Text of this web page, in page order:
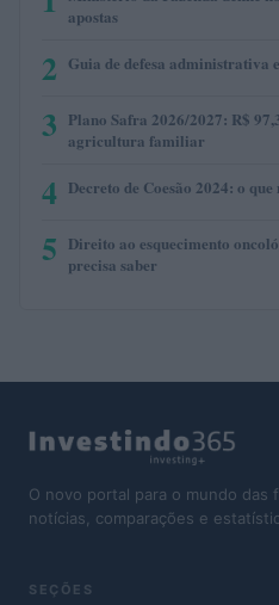
apostas
2 Guia de defesa administrativa
3 Plano Safra 2026/2027: R$
agricultura familiar
4 Decreto de Coesão 2024: o
5 Direito ao esquecimento
precisa saber
O novo portal para o mundo das
notícias, comparações e
SEÇÕES